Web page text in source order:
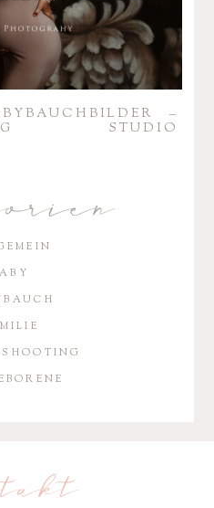
–
STUDIO